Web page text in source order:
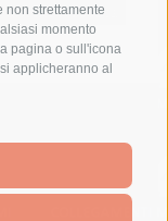
non strettamente
momento
pagina o sull'icona
applicheranno al
vincenzo de luca